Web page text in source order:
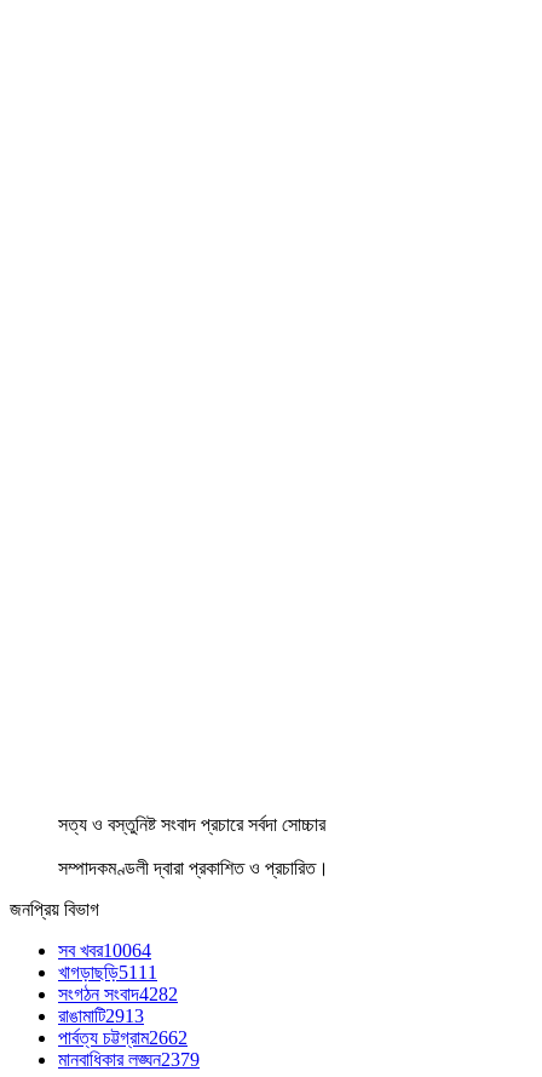
সত্য ও বস্তুনিষ্ট সংবাদ প্রচারে সর্বদা সোচ্চার
সম্পাদকমণ্ডলী দ্বারা প্রকাশিত ও প্রচারিত।
জনপ্রিয় বিভাগ
সব খবর10064
খাগড়াছড়ি5111
সংগঠন সংবাদ4282
রাঙামাটি2913
পার্বত্য চট্টগ্রাম2662
মানবাধিকার লঙ্ঘন2379